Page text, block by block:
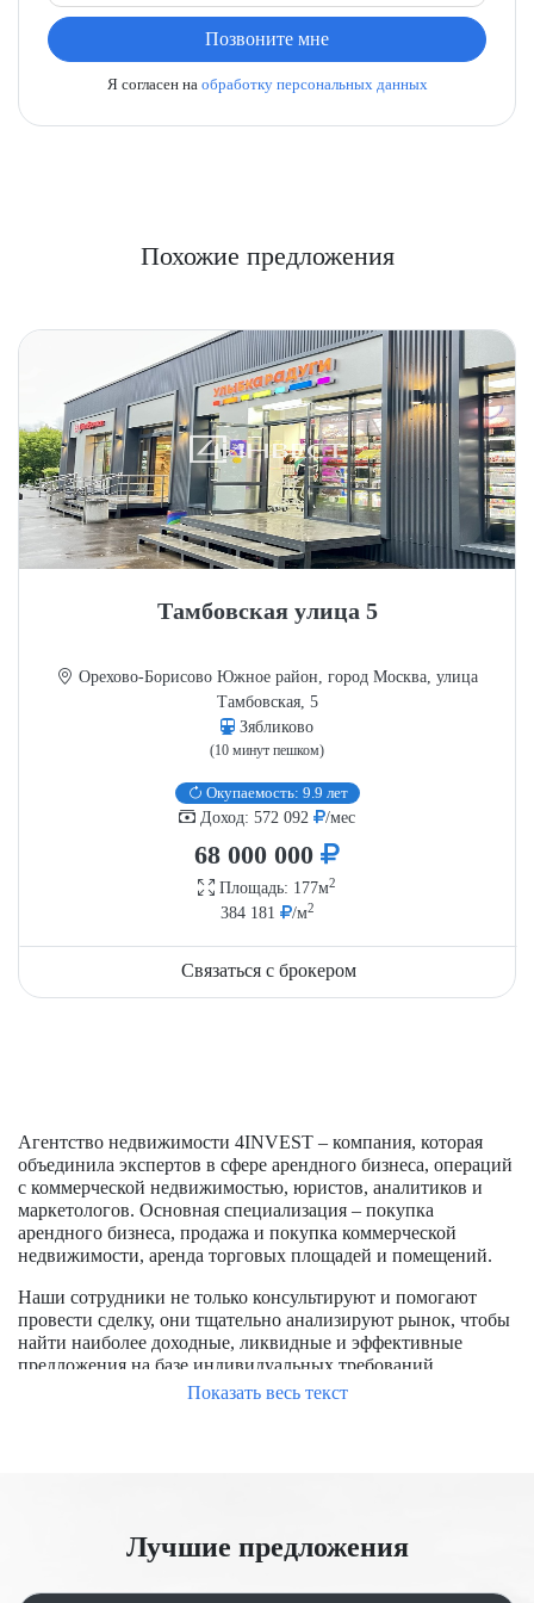
Позвоните мне
Я согласен на обработку персональных данных
Похожие предложения
Тамбовская улица 5
Орехово-Борисово Южное район, город Москва, улица
Тамбовская, 5
Зябликово
(10 минут пешком)
Окупаемость: 9.9 лет
Доход: 572 092
/мес
68 000 000
Площадь: 177м2
384 181 /м2
Связаться с брокером
Агентство недвижимости 4INVEST – компания, которая
объединила экспертов в сфере арендного бизнеса, операций
с коммерческой недвижимостью, юристов, аналитиков и
маркетологов. Основная специализация – покупка
арендного бизнеса, продажа и покупка коммерческой
недвижимости, аренда торговых площадей и помещений.
Наши сотрудники не только консультируют и помогают
провести сделку, они тщательно анализируют рынок, чтобы
найти наиболее доходные, ликвидные и эффективные
предложения на базе индивидуальных требований
сделок, помогли купить и продать помещения для бизнеса и
Показать весь текст
Лучшие предложения